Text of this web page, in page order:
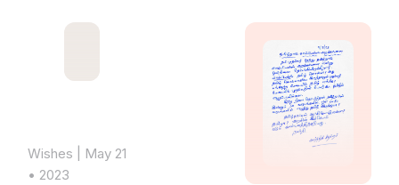
Wishes
| May 21
• 2023